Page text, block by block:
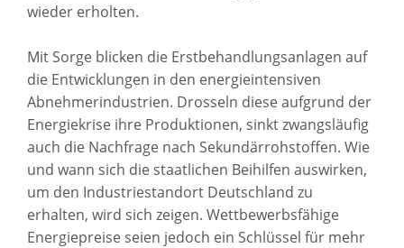
wieder erholten.
Mit Sorge blicken die Erstbehandlungsanlagen auf
die Entwicklungen in den energieintensiven
Abnehmerindustrien. Drosseln diese aufgrund der
Energiekrise ihre Produktionen, sinkt zwangsläufig
auch die Nachfrage nach Sekundärrohstoffen. Wie
und wann sich die staatlichen Beihilfen auswirken,
um den Industriestandort Deutschland zu
erhalten, wird sich zeigen. Wettbewerbsfähige
Energiepreise seien jedoch ein Schlüssel für mehr